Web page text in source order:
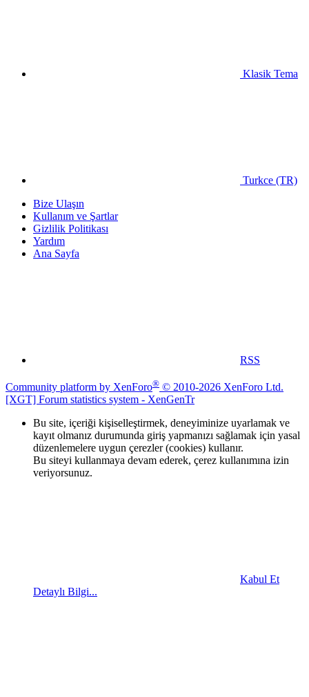
Klasik Tema
Turkce (TR)
Bize Ulaşın
Kullanım ve Şartlar
Gizlilik Politikası
Yardım
Ana Sayfa
RSS
Community platform by XenForo® © 2010-2026 XenForo Ltd.
[XGT] Forum statistics system - XenGenTr
Bu site, içeriği kişiselleştirmek, deneyiminize uyarlamak ve
kayıt olmanız durumunda giriş yapmanızı sağlamak için yasal
düzenlemelere uygun çerezler (cookies) kullanır.
Bu siteyi kullanmaya devam ederek, çerez kullanımına izin
veriyorsunuz.
Kabul Et
Detaylı Bilgi...